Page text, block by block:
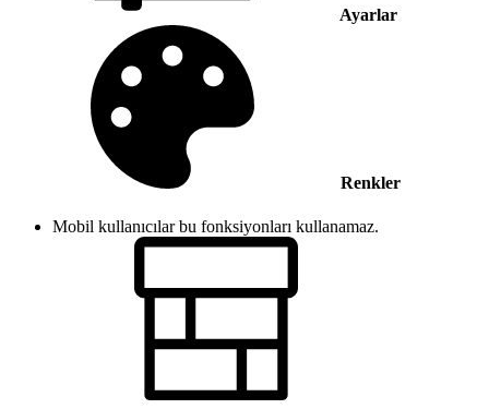
Ayarlar
Renkler
Mobil kullanıcılar bu fonksiyonları kullanamaz.